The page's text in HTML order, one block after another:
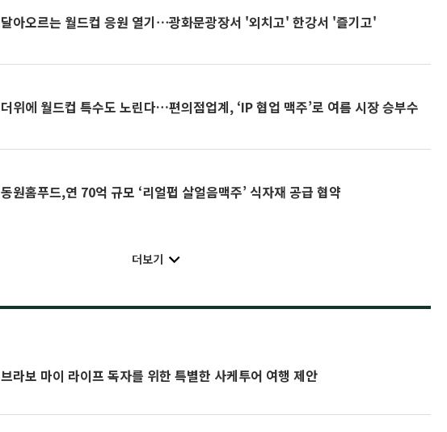
달아오르는 월드컵 응원 열기⋯광화문광장서 '외치고' 한강서 '즐기고'
더위에 월드컵 특수도 노린다…편의점업계, ‘IP 협업 맥주’로 여름 시장 승부수
동원홈푸드,연 70억 규모 ‘리얼펍 살얼음맥주’ 식자재 공급 협약
더보기
브라보 마이 라이프 독자를 위한 특별한 사케투어 여행 제안